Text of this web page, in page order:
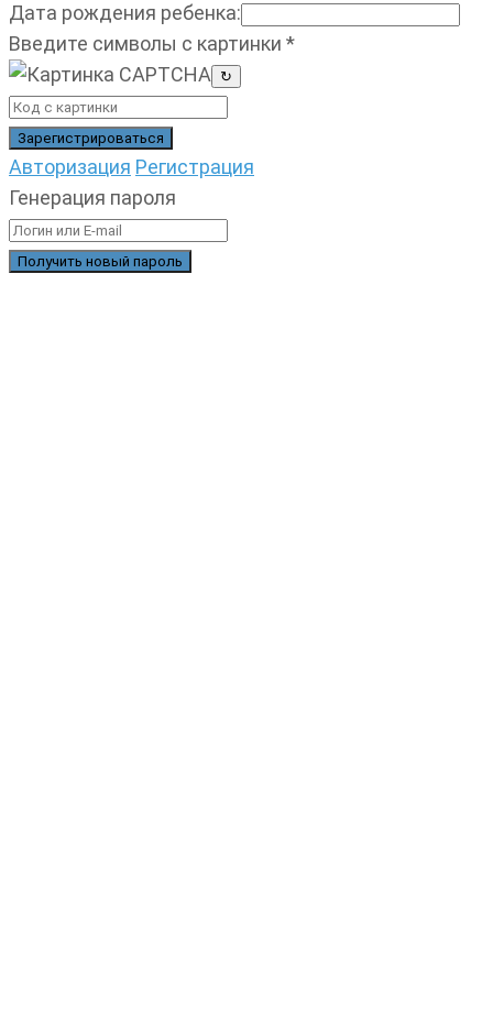
Дата рождения ребенка:
Введите символы с картинки *
↻
Авторизация Регистрация
Генерация пароля